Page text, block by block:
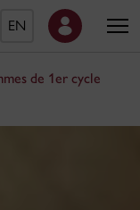
EN
de 1er cycle